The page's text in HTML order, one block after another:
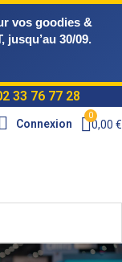
vos goodies &
30/09.
33 76 77 28
Connexion 0,00 €